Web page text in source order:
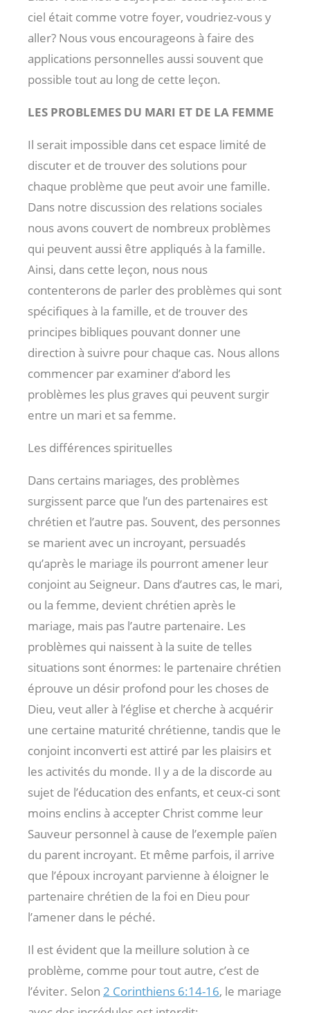
ciel était comme votre foyer, voudriez-vous y
aller? Nous vous encourageons à faire des
applications personnelles aussi souvent que
possible tout au long de cette leçon.
LES PROBLEMES DU MARI ET DE LA FEMME
Il serait impossible dans cet espace limité de
discuter et de trouver des solutions pour
chaque problème que peut avoir une famille.
Dans notre discussion des relations sociales
nous avons couvert de nombreux problèmes
qui peuvent aussi être appliqués à la famille.
Ainsi, dans cette leçon, nous nous
contenterons de parler des problèmes qui sont
spécifiques à la famille, et de trouver des
principes bibliques pouvant donner une
direction à suivre pour chaque cas. Nous allons
commencer par examiner d’abord les
problèmes les plus graves qui peuvent surgir
entre un mari et sa femme.
Les différences spirituelles
Dans certains mariages, des problèmes
surgissent parce que l’un des partenaires est
chrétien et l’autre pas. Souvent, des personnes
se marient avec un incroyant, persuadés
qu’après le mariage ils pourront amener leur
conjoint au Seigneur. Dans d’autres cas, le mari,
ou la femme, devient chrétien après le
mariage, mais pas l’autre partenaire. Les
problèmes qui naissent à la suite de telles
situations sont énormes: le partenaire chrétien
éprouve un désir profond pour les choses de
Dieu, veut aller à l’église et cherche à acquérir
une certaine maturité chrétienne, tandis que le
conjoint inconverti est attiré par les plaisirs et
les activités du monde. Il y a de la discorde au
sujet de l’éducation des enfants, et ceux-ci sont
moins enclins à accepter Christ comme leur
Sauveur personnel à cause de l’exemple païen
du parent incroyant. Et même parfois, il arrive
que l’époux incroyant parvienne à éloigner le
partenaire chrétien de la foi en Dieu pour
l’amener dans le péché.
Il est évident que la meillure solution à ce
problème, comme pour tout autre, c’est de
l’éviter. Selon 2 Corinthiens 6:14-16, le mariage